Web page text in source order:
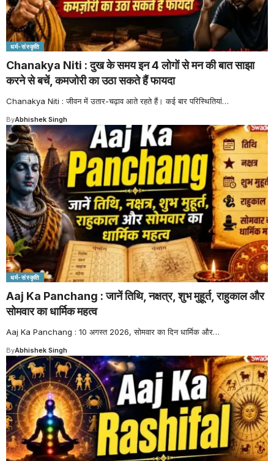
धर्म-संस्कृति
Chanakya Niti : दुख के समय इन 4 लोगों से मन की बात साझा
करने से बचें, कमजोरी का उठा सकते हैं फायदा
Chanakya Niti : जीवन में उतार-चढ़ाव आते रहते हैं। कई बार परिस्थितियां…
ByAbhishek Singh
धर्म-संस्कृति
Aaj Ka Panchang : जानें तिथि, नक्षत्र, शुभ मुहूर्त, राहुकाल और
सोमवार का धार्मिक महत्व
Aaj Ka Panchang : 10 अगस्त 2026, सोमवार का दिन धार्मिक और…
ByAbhishek Singh